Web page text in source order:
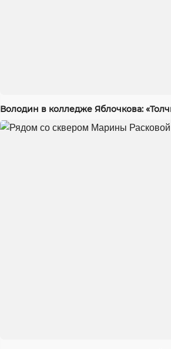
Володин в колледже Яблочкова: